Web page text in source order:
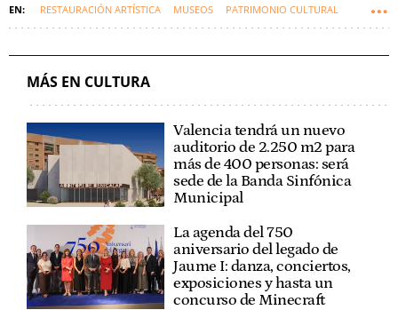
RESTAURACIÓN ARTÍSTICA MUSEOS PATRIMONIO CULTURAL
COMUNITAT VALENCIANA
MÁS EN CULTURA
Valencia tendrá un nuevo
auditorio de 2.250 m2 para
más de 400 personas: será
sede de la Banda Sinfónica
Municipal
La agenda del 750
aniversario del legado de
Jaume I: danza, conciertos,
exposiciones y hasta un
concurso de Minecraft